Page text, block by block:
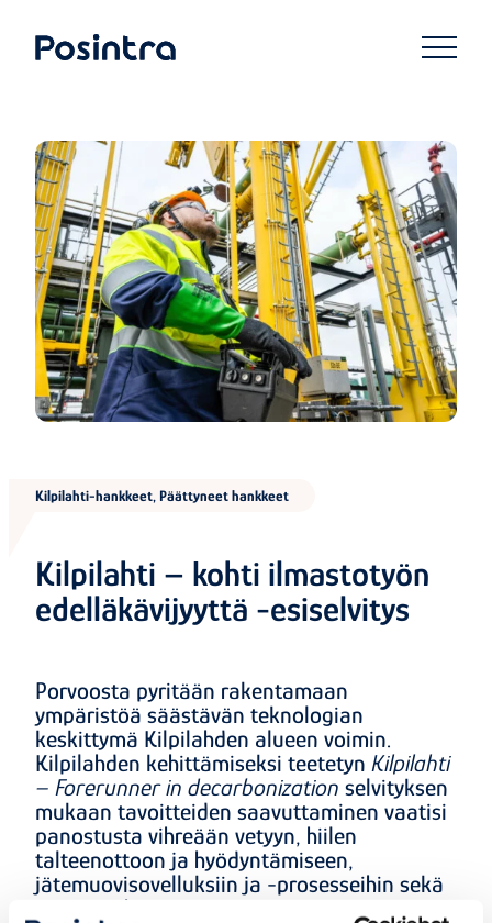
suoraan
sisältöön
Posintra Oy
Kilpilahti-hankkeet, Päättyneet hankkeet
Kilpilahti – kohti ilmastotyön
edelläkävijyyttä -esiselvitys
Porvoosta pyritään rakentamaan
ympäristöä säästävän teknologian
keskittymä Kilpilahden alueen voimin.
Kilpilahden kehittämiseksi teetetyn Kilpilahti
– Forerunner in decarbonization selvityksen
mukaan tavoitteiden saavuttaminen vaatisi
panostusta vihreään vetyyn, hiilen
talteenottoon ja hyödyntämiseen,
jätemuovisovelluksiin ja -prosesseihin sekä
muutosjohtamiseen.